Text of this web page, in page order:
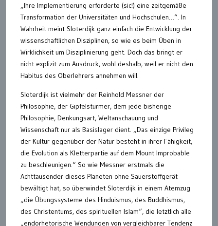
„Ihre Implementierung erforderte (sic!) eine zeitgemäße
Transformation der Universitäten und Hochschulen…“. In
Wahrheit meint Sloterdijk ganz einfach die Entwicklung der
wissenschaftlichen Disziplinen, so wie es beim Üben in
Wirklichkeit um Disziplinierung geht. Doch das bringt er
nicht explizit zum Ausdruck, wohl deshalb, weil er nicht den
Habitus des Oberlehrers annehmen will.
Sloterdijk ist vielmehr der Reinhold Messner der
Philosophie, der Gipfelstürmer, dem jede bisherige
Philosophie, Denkungsart, Weltanschauung und
Wissenschaft nur als Basislager dient. „Das einzige Privileg
der Kultur gegenüber der Natur besteht in ihrer Fähigkeit,
die Evolution als Kletterpartie auf dem Mount Improbable
zu beschleunigen.“ So wie Messner erstmals die
Achttausender dieses Planeten ohne Sauerstoffgerät
bewältigt hat, so überwindet Sloterdijk in einem Atemzug
„die Übungssysteme des Hinduismus, des Buddhismus,
des Christentums, des spirituellen Islam“, die letztlich alle
„endorhetorische Wendungen von vergleichbarer Tendenz